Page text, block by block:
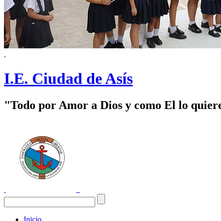
.
I.E. Ciudad de Asís
"Todo por Amor a Dios y como El lo
Inicio